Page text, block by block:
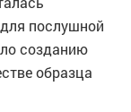
послушной
созданию
образца